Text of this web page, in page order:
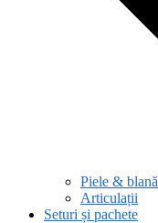
Piele & blană
Articulații
Seturi și pachete